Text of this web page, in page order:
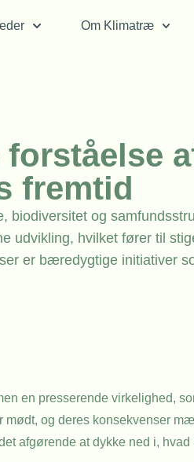
Om Klimatræ
fremtid
biodiversitet og
udvikling, hvilket fører til
er bæredygtige initiativer
en presserende virkelighed,
mødt, og deres konsekvenser
afgørende at dykke ned i,